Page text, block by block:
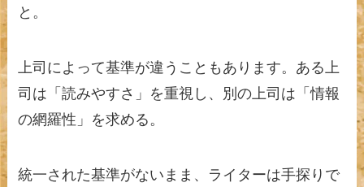
と。
上司によって基準が違うこともあります。ある上
司は「読みやすさ」を重視し、別の上司は「情報
の網羅性」を求める。
統一された基準がないまま、ライターは手探りで